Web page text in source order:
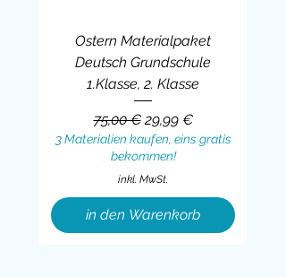
Ostern Materialpaket
Deutsch Grundschule
1.Klasse, 2. Klasse
Standardpreis
75,00 € Sale-Preis
29,99 €
3 Materialien kaufen, eins gratis
bekommen!
inkl. MwSt.
in den Warenkorb